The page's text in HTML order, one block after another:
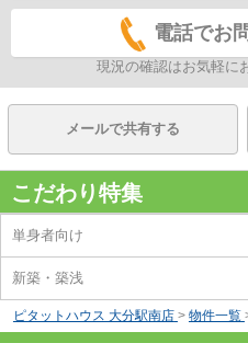
電話でお
現況の確認はお気軽に
メールで共有する
こだわり特集
単身者向け
新築・築浅
ピタットハウス 大分駅南店 > 物件一覧